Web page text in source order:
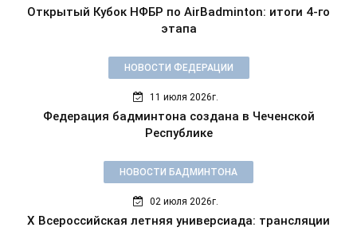
Открытый Кубок НФБР по AirBadminton: итоги 4-го
этапа
НОВОСТИ ФЕДЕРАЦИИ
11 июля 2026г.
Федерация бадминтона создана в Чеченской
Республике
НОВОСТИ БАДМИНТОНА
02 июля 2026г.
X Всероссийская летняя универсиада: трансляции